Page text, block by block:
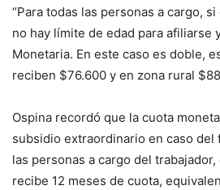
“Para todas las personas a cargo,
no hay límite de edad para afiliarse
Monetaria. En este caso es doble,
reciben $76.600 y en zona rural
Ospina recordó que la cuota
subsidio extraordinario en caso del
las personas a cargo del
recibe 12 meses de cuota,